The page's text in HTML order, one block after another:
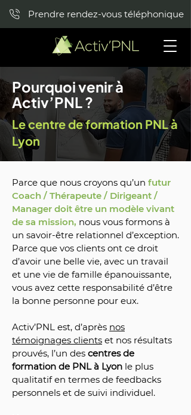
Prendre rendez-vous téléphonique
Pourquoi venir à
Activ’PNL ?
Le centre de formation PNL à
Lyon
Parce que nous croyons qu’un futur
Coach / Thérapeute / Dirigeant /
Manager doit être un modèle vivant
de sa mission, nous vous formons à
un savoir-être relationnel d’exception.
Parce que vos clients ont ce droit
d’avoir une belle vie, avec un travail
et une vie de famille épanouissante,
vous avez cette responsabilité d’être
la bonne personne pour eux.​
Activ’PNL est, d’après nos
témoignages clients et nos résultats
prouvés, l’un des centres de
formation de PNL à Lyon le plus
qualitatif en termes de feedbacks
personnels et de suivi individuel.